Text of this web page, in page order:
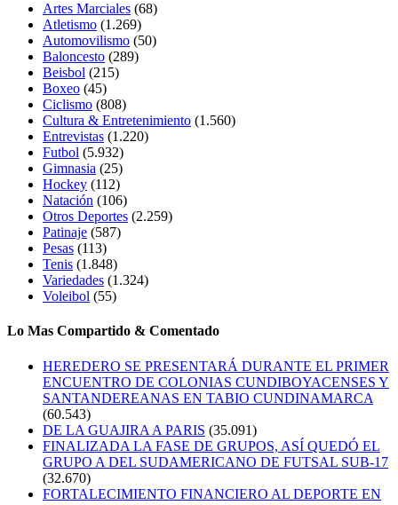
Artes Marciales (68)
Atletismo (1.269)
Automovilismo (50)
Baloncesto (289)
Beisbol (215)
Boxeo (45)
Ciclismo (808)
Cultura & Entretenimiento (1.560)
Entrevistas (1.220)
Futbol (5.932)
Gimnasia (25)
Hockey (112)
Natación (106)
Otros Deportes (2.259)
Patinaje (587)
Pesas (113)
Tenis (1.848)
Variedades (1.324)
Voleibol (55)
Lo Mas Compartido & Comentado
HEREDERO SE PRESENTARÁ DURANTE EL PRIMER
ENCUENTRO DE COLONIAS CUNDIBOYACENSES Y
SANTANDEREANAS EN TABIO CUNDINAMARCA
(60.543)
DE LA GUAJIRA A PARIS (35.091)
FINALIZADA LA FASE DE GRUPOS, ASÍ QUEDÓ EL
GRUPO A DEL SUDAMERICANO DE FUTSAL SUB-17
(32.670)
FORTALECIMIENTO FINANCIERO AL DEPORTE EN